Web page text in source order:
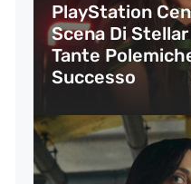
PlayStation
Scena Di
Tante
Successo